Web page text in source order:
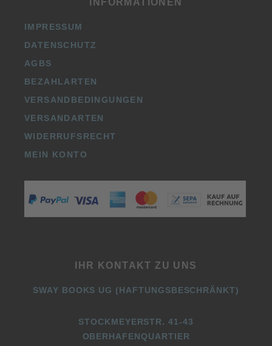
INFORMATIONEN
IMPRESSUM
DATENSCHUTZ
AGBS
BEZAHLARTEN
VERSANDBEDINGUNGEN
VERSANDARTEN
WIDERRUFSRECHT
MEIN KONTO
IHR KONTAKT ZU UNS
SWAY BOOKS UG (HAFTUNGSBESCHRÄNKT)
STOCKMEYERSTR. 41-43
OBERHAFENQUARTIER